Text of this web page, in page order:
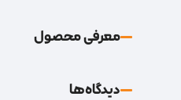
معرفی محصول
دیدگاه‌‌ها